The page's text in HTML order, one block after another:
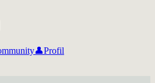
👤Profil